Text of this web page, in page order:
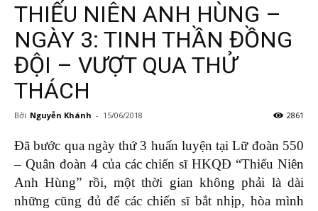
THIẾU NIÊN ANH HÙNG –
NGÀY 3: TINH THẦN ĐỒNG
ĐỘI – VƯỢT QUA THỬ
THÁCH
Bởi Nguyễn Khánh - 15/06/2018 2861
Đã bước qua ngày thứ 3 huấn luyện tại Lữ đoàn 550
– Quân đoàn 4 của các chiến sĩ HKQĐ “Thiếu Niên
Anh Hùng” rồi, một thời gian không phải là dài
những cũng đủ để các chiến sĩ bắt nhịp, hòa mình